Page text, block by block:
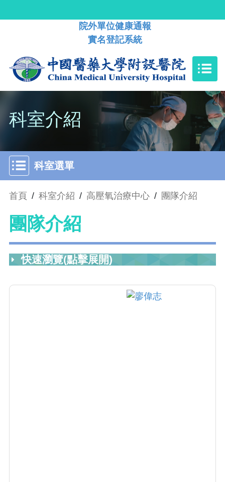
院外單位健康通報
實名登記系統
科室介紹
科室選單
首頁 / 科室介紹 / 高壓氧治療中心 / 團隊介紹
團隊介紹
快速瀏覽(點擊展開)